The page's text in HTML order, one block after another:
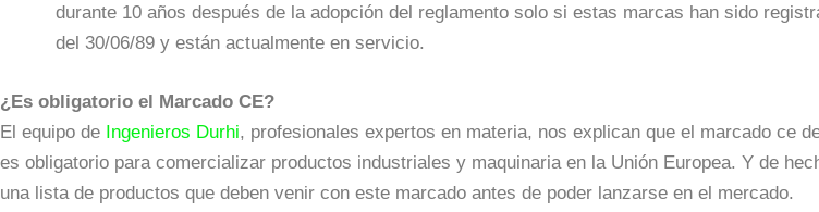
durante 10 años después de la adopción del reglamento solo si estas marcas han sido
del 30/06/89 y están actualmente en servicio.
¿Es obligatorio el Marcado CE?
El equipo de Ingenieros Durhi, profesionales expertos en materia, nos explican que el marcado ce
es obligatorio para comercializar productos industriales y maquinaria en la Unión Europea. Y de
una lista de productos que deben venir con este marcado antes de poder lanzarse en el mercado.